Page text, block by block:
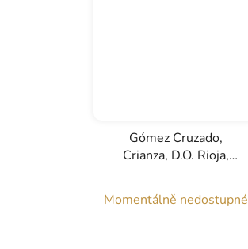
Gómez Cruzado,
Crianza, D.O. Rioja,
Momentálně nedostupné